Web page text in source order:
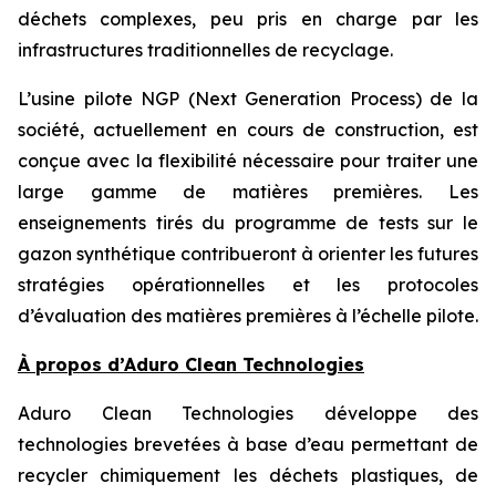
déchets complexes, peu pris en charge par les
infrastructures traditionnelles de recyclage.
L’usine pilote NGP (Next Generation Process) de la
société, actuellement en cours de construction, est
conçue avec la flexibilité nécessaire pour traiter une
large gamme de matières premières. Les
enseignements tirés du programme de tests sur le
gazon synthétique contribueront à orienter les futures
stratégies opérationnelles et les protocoles
d’évaluation des matières premières à l’échelle pilote.
À propos d’Aduro Clean Technologies
Aduro Clean Technologies développe des
technologies brevetées à base d’eau permettant de
recycler chimiquement les déchets plastiques, de